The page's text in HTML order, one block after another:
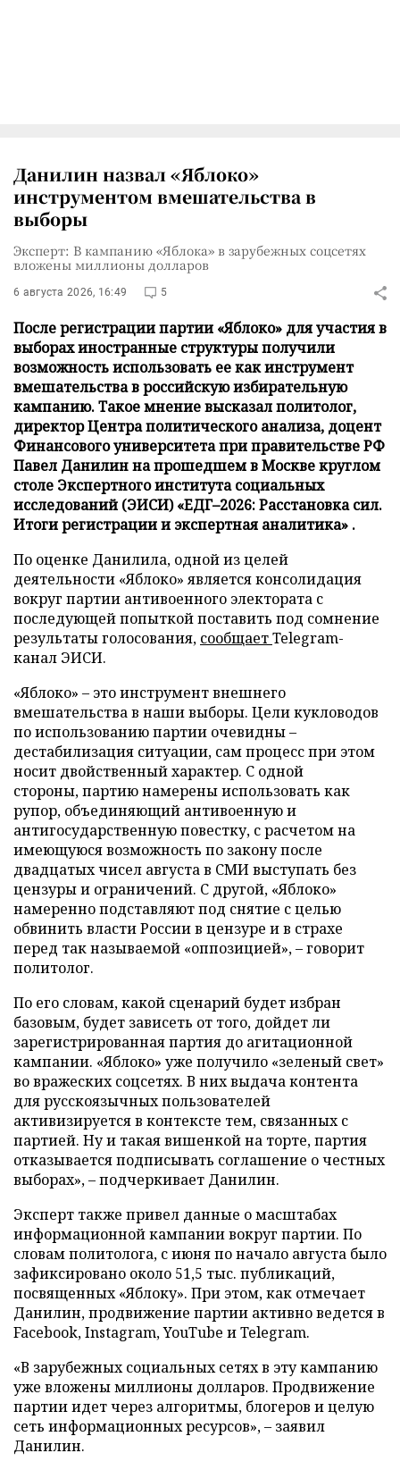
Данилин назвал «Яблоко»
инструментом вмешательства в
выборы
Эксперт: В кампанию «Яблока» в зарубежных соцсетях
вложены миллионы долларов
6 августа 2026, 16:49 5
После регистрации партии «Яблоко» для участия в
выборах иностранные структуры получили
возможность использовать ее как инструмент
вмешательства в российскую избирательную
кампанию. Такое мнение высказал политолог,
директор Центра политического анализа, доцент
Финансового университета при правительстве РФ
Павел Данилин на прошедшем в Москве круглом
столе Экспертного института социальных
исследований (ЭИСИ) «ЕДГ–2026: Расстановка сил.
Итоги регистрации и экспертная аналитика» .
По оценке Данилила, одной из целей
деятельности «Яблоко» является консолидация
вокруг партии антивоенного электората с
последующей попыткой поставить под сомнение
результаты голосования, сообщаетTelegram-
канал ЭИСИ.
«Яблоко» – это инструмент внешнего
вмешательства в наши выборы. Цели кукловодов
по использованию партии очевидны –
дестабилизация ситуации, сам процесс при этом
носит двойственный характер. С одной
стороны, партию намерены использовать как
рупор, объединяющий антивоенную и
антигосударственную повестку, с расчетом на
имеющуюся возможность по закону после
двадцатых чисел августа в СМИ выступать без
цензуры и ограничений. С другой, «Яблоко»
намеренно подставляют под снятие с целью
обвинить власти России в цензуре и в страхе
перед так называемой «оппозицией», – говорит
политолог.
По его словам, какой сценарий будет избран
базовым, будет зависеть от того, дойдет ли
зарегистрированная партия до агитационной
кампании. «Яблоко» уже получило «зеленый свет»
во вражеских соцсетях. В них выдача контента
для русскоязычных пользователей
активизируется в контексте тем, связанных с
партией. Ну и такая вишенкой на торте, партия
отказывается подписывать соглашение о честных
выборах», – подчеркивает Данилин.
Эксперт также привел данные о масштабах
информационной кампании вокруг партии. По
словам политолога, с июня по начало августа было
зафиксировано около 51,5 тыс. публикаций,
посвященных «Яблоку». При этом, как отмечает
Данилин, продвижение партии активно ведется в
Facebook, Instagram, YouTube и Telegram.
«В зарубежных социальных сетях в эту кампанию
уже вложены миллионы долларов. Продвижение
партии идет через алгоритмы, блогеров и целую
сеть информационных ресурсов», – заявил
Данилин.